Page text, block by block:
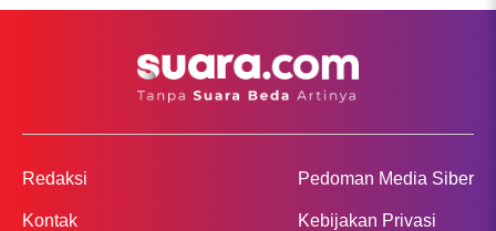
Redaksi
Kontak
Pedoman Media Siber
Kebijakan Privasi